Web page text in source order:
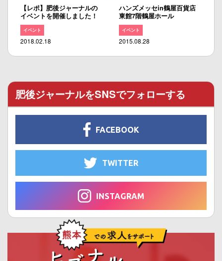
【レポ】肥後ジャーナルの
イベントを開催しました！
イベント
2018.02.18
ハンズメッセin鶴屋百貨店
東館7階鶴屋ホール
イベント
2015.08.28
肥後ジャーナルをSNSでフォローする
FACEBOOK
TWITTER
INSTAGRAM